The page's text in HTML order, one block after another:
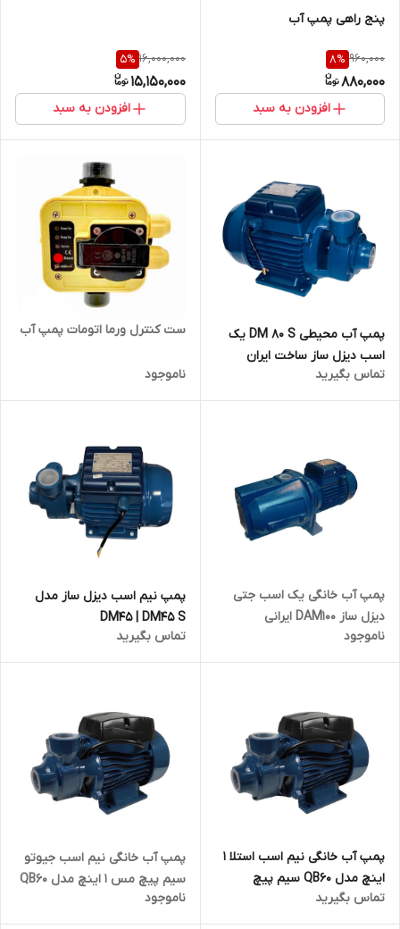
پنج راهی پمپ آب
960,000
8%
880,000
افزودن به سبد
16,000,000
5%
15,150,000
افزودن به سبد
پمپ آب محیطی DM 80 S یک
اسب دیزل ساز ساخت ایران
تماس بگیرید
ست کنترل ورما اتومات پمپ آب
ناموجود
پمپ آب خانگی یک اسب جتی
دیزل ساز DAM100 ایرانی
ناموجود
پمپ نیم اسب دیزل ساز مدل
DM45 | DM45 S
تماس بگیرید
پمپ آب خانگی نیم اسب استلا 1
اینچ مدل QB60 سیم پیچ
آلومینیومی | قیمت خوب |
فروش آنلاین | ارزان
تماس بگیرید
پمپ آب خانگی نیم اسب جیوتو
سیم پیچ مس 1 اینچ مدل QB60
| قیمت خوب | ارزان
ناموجود